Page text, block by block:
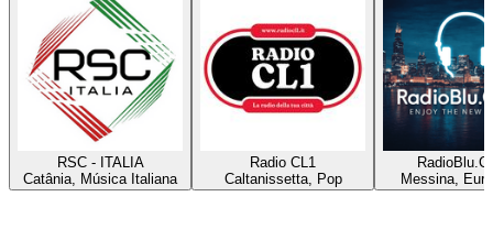
RSC - ITALIA
Catânia, Música Italiana
Radio CL1
Caltanissetta, Pop
Messina,